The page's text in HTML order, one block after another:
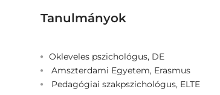
Tanulmányok
Okleveles pszichológus, DE
Amszterdami Egyetem, Erasmus
Pedagógiai szakpszichológus, ELTE